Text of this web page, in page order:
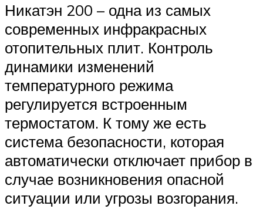
Никатэн 200 – одна из самых
современных инфракрасных
отопительных плит. Контроль
динамики изменений
температурного режима
регулируется встроенным
термостатом. К тому же есть
система безопасности, которая
автоматически отключает прибор в
случае возникновения опасной
ситуации или угрозы возгорания.